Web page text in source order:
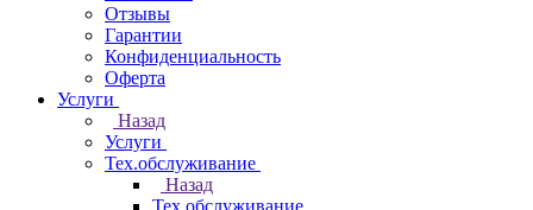
Отзывы
Гарантии
Конфиденциальность
Оферта
Услуги
Назад
Услуги
Тех.обслуживание
Назад